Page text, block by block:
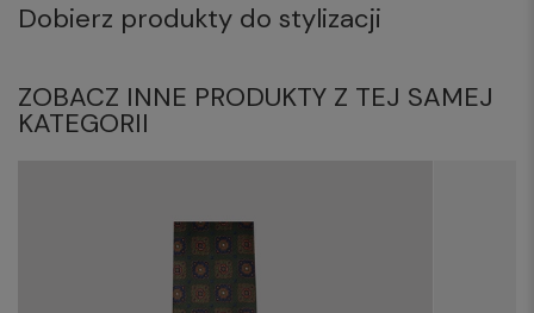
Dobierz produkty do stylizacji
ZOBACZ INNE PRODUKTY Z TEJ SAMEJ
KATEGORII